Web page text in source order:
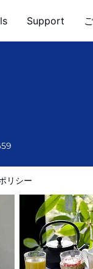
Support
リシー